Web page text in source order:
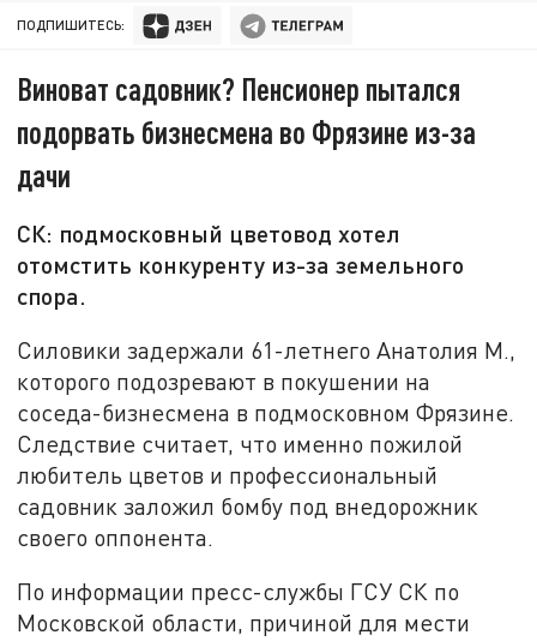
ПОДПИШИТЕСЬ:
Виноват садовник? Пенсионер пытался
подорвать бизнесмена во Фрязине из-за
дачи
СК: подмосковный цветовод хотел
отомстить конкуренту из-за земельного
спора.
Силовики задержали 61-летнего Анатолия М.,
которого подозревают в покушении на
соседа-бизнесмена в подмосковном Фрязине.
Следствие считает, что именно пожилой
любитель цветов и профессиональный
садовник заложил бомбу под внедорожник
своего оппонента.
По информации пресс-службы ГСУ СК по
Московской области, причиной для мести